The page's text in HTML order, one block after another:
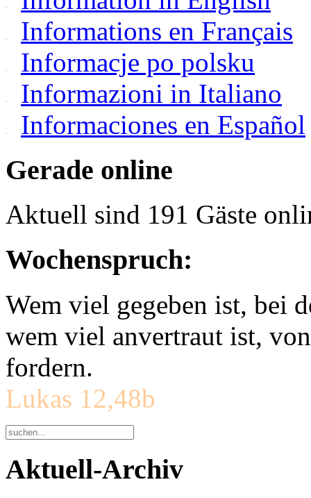
Informations en Français
Informacje po polsku
Informazioni in Italiano
Informaciones en Español
Gerade online
Aktuell sind 191 Gäste
Wochenspruch:
Wem viel gegeben ist, bei
wem viel anvertraut ist,
fordern.
Lukas 12,48b
Aktuell-Archiv